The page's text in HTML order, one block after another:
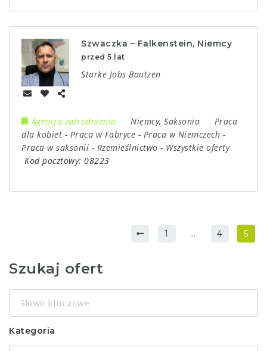
Szwaczka – Falkenstein, Niemcy
przed 5 lat
Starke Jobs Bautzen
Agencja zatrudnienia Niemcy, Saksonia
Praca
dla kobiet - Praca w Fabryce - Praca w Niemczech -
Praca w saksonii - Rzemieślnictwo - Wszystkie oferty
Kod pocztowy: 08223
1 … 4 5
Szukaj ofert
Słowo
kluczowe
Kategoria